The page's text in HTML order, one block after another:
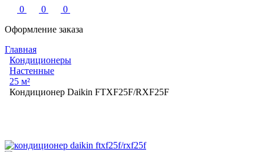
0
0
0
Оформление заказа
Главная
Кондиционеры
Настенные
25 м²
Кондиционер Daikin FTXF25F/RXF25F